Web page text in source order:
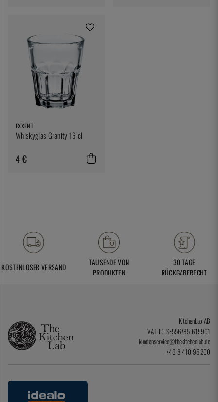
EXXENT
Whiskyglas Granity 16 cl
4 €
KOSTENLOSER VERSAND
TAUSENDE VON
PRODUKTEN
30 TAGE
RÜCKGABERECHT
KitchenLab AB
VAT-ID: SE556785-619901
kundenservice@thekitchenlab.de
+46 8 410 95 200